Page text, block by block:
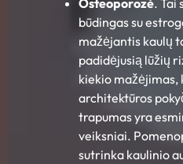
Osteoporozė. Tai
būdingas su
mažėjantis kaulų
padidėjusią lūžių
kiekio mažėjimas,
architektūros
trapumas yra
veiksniai.
sutrinka kaulinio